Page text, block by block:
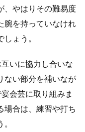
、やはりその難易度
腕を持っていなけれ
ょう。
いに協力し合いな
ない部分を補いなが
会芸に取り組みま
場合は、練習や打ち